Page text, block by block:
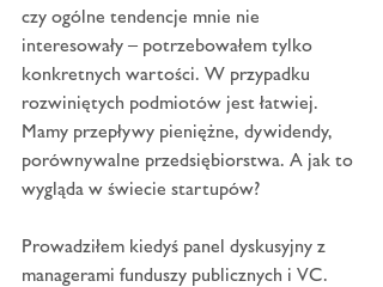
czy ogólne tendencje mnie nie
interesowały – potrzebowałem tylko
konkretnych wartości. W przypadku
rozwiniętych podmiotów jest łatwiej.
Mamy przepływy pieniężne, dywidendy,
porównywalne przedsiębiorstwa. A jak to
wygląda w świecie startupów?
Prowadziłem kiedyś panel dyskusyjny z
managerami funduszy publicznych i VC.